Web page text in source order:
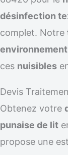
désinfection
complet. Notre
ces nuisibles
Devis
Obtenez votre
punaise de lit
propose une